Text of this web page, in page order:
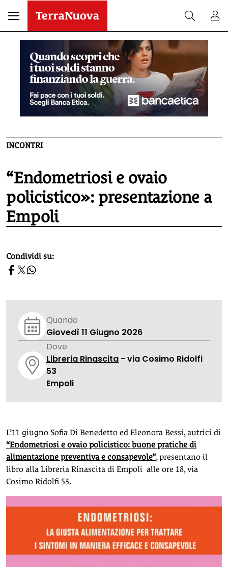
INCONTRI
“Endometriosi e ovaio
policistico»: presentazione a
Empoli
homepage h2
Condividi su:
Quando
Giovedì 11 Giugno 2026
Dove
Libreria Rinascita - via Cosimo Ridolfi
53
Empoli
L’11 giugno Sofia Di Benedetto ed Eleonora Bessi, autrici di
“Endometriosi e ovaio policistico: buone pratiche di
alimentazione preventiva e consapevole”, presentano il
libro alla Libreria Rinascita di Empoli alle ore 18, via
Cosimo Ridolfi 53.